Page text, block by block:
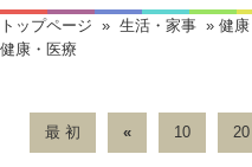
トップページ » 生活・家事 » 健
健康・医療
最 初 « 10 20